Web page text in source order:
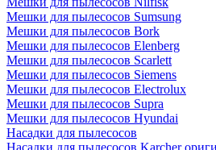
Мешки для пылесосов Sumsung
Мешки для пылесосов Bork
Мешки для пылесосов Elenberg
Мешки для пылесосов Scarlett
Мешки для пылесосов Siemens
Мешки для пылесосов Electrolux
Мешки для пылесосов Supra
Мешки для пылесосов Hyundai
Насадки для пылесосов
Насадки для пылесосов Karcher